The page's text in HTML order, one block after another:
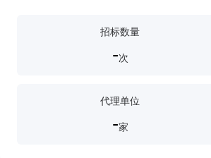
招标数量
-次
代理单位
-家